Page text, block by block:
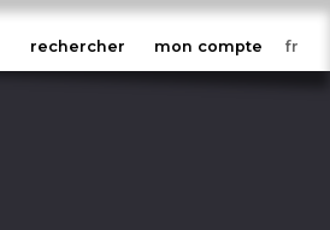
rechercher mon compte